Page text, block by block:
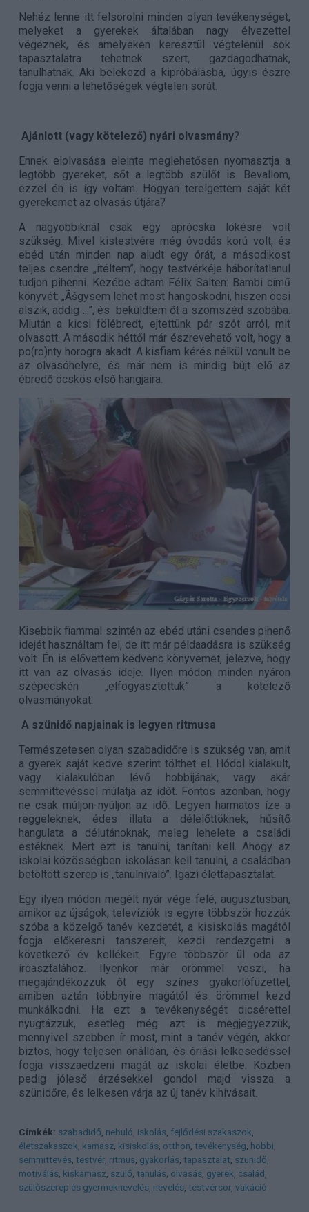
Nehéz lenne itt felsorolni minden olyan tevékenységet,
melyeket a gyerekek általában nagy élvezettel
végeznek, és amelyeken keresztül végtelenül sok
tapasztalatra tehetnek szert, gazdagodhatnak,
tanulhatnak. Aki belekezd a kipróbálásba, úgyis észre
fogja venni a lehetőségek végtelen sorát.
Ajánlott (vagy kötelező) nyári olvasmány?
Ennek elolvasása eleinte meglehetősen nyomasztja a
legtöbb gyereket, sőt a legtöbb szülőt is. Bevallom,
ezzel én is így voltam. Hogyan terelgettem saját két
gyerekemet az olvasás útjára?
A nagyobbiknál csak egy aprócska lökésre volt
szükség. Mivel kistestvére még óvodás korú volt, és
ebéd után minden nap aludt egy órát, a másodikost
teljes csendre „ítéltem”, hogy testvérkéje háborítatlanul
tudjon pihenni. Kezébe adtam Félix Salten: Bambi című
könyvét: „Ãšgysem lehet most hangoskodni, hiszen öcsi
alszik, addig ...”, és
beküldtem őt a szomszéd szobába.
Miután a kicsi fölébredt, ejtettünk pár szót arról, mit
olvasott. A második héttől már észrevehető volt, hogy a
po(ro)nty horogra akadt. A kisfiam kérés nélkül vonult be
az olvasóhelyre, és már nem is mindig bújt elő az
ébredő öcskös első hangjaira.
Kisebbik fiammal szintén az ebéd utáni csendes pihenő
idejét használtam fel, de itt már példaadásra is szükség
volt. Én is elővettem kedvenc könyvemet, jelezve, hogy
itt van az olvasás ideje. Ilyen módon minden nyáron
szépecskén „elfogyasztottuk” a kötelező
olvasmányokat.
A szünidő napjainak is legyen ritmusa
Természetesen olyan szabadidőre is szükség van, amit
a gyerek saját kedve szerint tölthet el. Hódol kialakult,
vagy kialakulóban lévő hobbijának, vagy akár
semmittevéssel múlatja az időt. Fontos azonban, hogy
ne csak múljon-nyúljon az idő. Legyen harmatos íze a
reggeleknek, édes illata a délelőttöknek, hűsítő
hangulata a délutánoknak, meleg lehelete a családi
estéknek. Mert ezt is tanulni, tanítani kell. Ahogy az
iskolai közösségben iskolásan kell tanulni, a családban
betöltött szerep is „tanulnivaló”. Igazi élettapasztalat.
Egy ilyen módon megélt nyár vége felé, augusztusban,
amikor az újságok, televíziók is egyre többször hozzák
szóba a közelgő tanév kezdetét, a kisiskolás magától
fogja előkeresni tanszereit, kezdi rendezgetni a
következő év kellékeit. Egyre többször ül oda az
íróasztalához. Ilyenkor már örömmel veszi, ha
megajándékozzuk őt egy színes gyakorlófüzettel,
amiben aztán többnyire magától és örömmel kezd
munkálkodni. Ha ezt a tevékenységét dicsérettel
nyugtázzuk, esetleg még azt is megjegyezzük,
mennyivel szebben ír most, mint a tanév végén, akkor
biztos, hogy teljesen önállóan, és óriási lelkesedéssel
fogja visszaedzeni magát az iskolai életbe. Közben
pedig jóleső érzésekkel gondol majd vissza a
szünidőre, és lelkesen várja az új tanév kihívásait.
Címkék: szabadidő nebuló iskolás, fejlődési szakaszok
életszakaszok kamasz, kisiskolás, otthon tevékenység hobbi
semmittevés, testvér, ritmus, gyakorlás, tapasztalat szünidő
motiválás, kiskamasz, szülő tanulás, olvasás, gyerek család
szülőszerep és gyermeknevelés, nevelés, testvérsor, vakáció